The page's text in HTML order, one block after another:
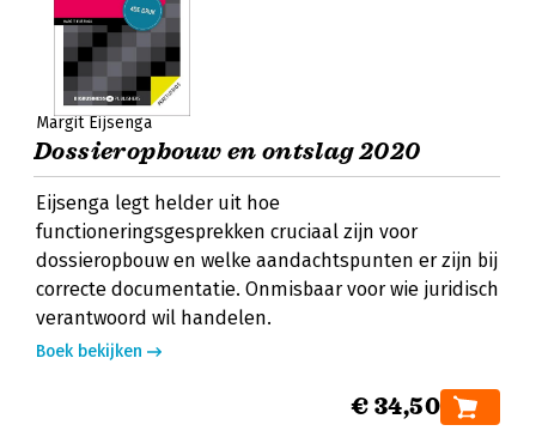
Margit Eijsenga
Dossieropbouw en ontslag 2020
Eijsenga legt helder uit hoe
functioneringsgesprekken cruciaal zijn voor
dossieropbouw en welke aandachtspunten er zijn bij
correcte documentatie. Onmisbaar voor wie juridisch
verantwoord wil handelen.
Boek bekijken
€ 34,50